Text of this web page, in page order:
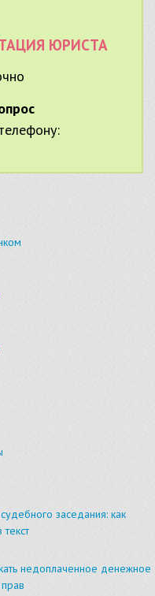
ЮРИСТА
заседания: как
недоплаченное денежное